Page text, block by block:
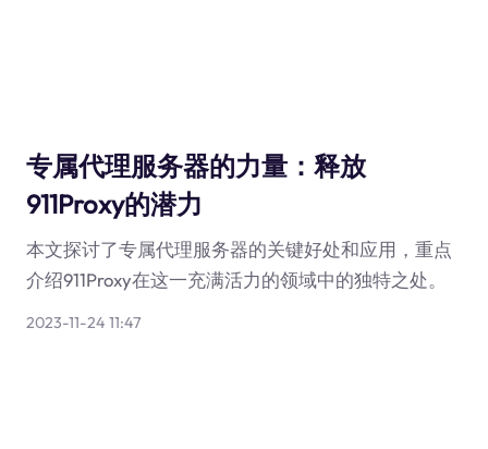
专属代理服务器的力量：释放
911Proxy的潜力
本文探讨了专属代理服务器的关键好处和应用，重点
介绍911Proxy在这一充满活力的领域中的独特之处。
2023-11-24 11:47